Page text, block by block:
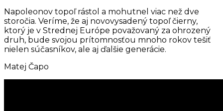
Napoleonov topoľ rástol a mohutnel viac než dve
storočia. Veríme, že aj novovysadený topoľ čierny,
ktorý je v Strednej Európe považovaný za ohrozený
druh, bude svojou prítomnosťou mnoho rokov tešiť
nielen súčasníkov, ale aj ďalšie generácie.
Matej Čapo